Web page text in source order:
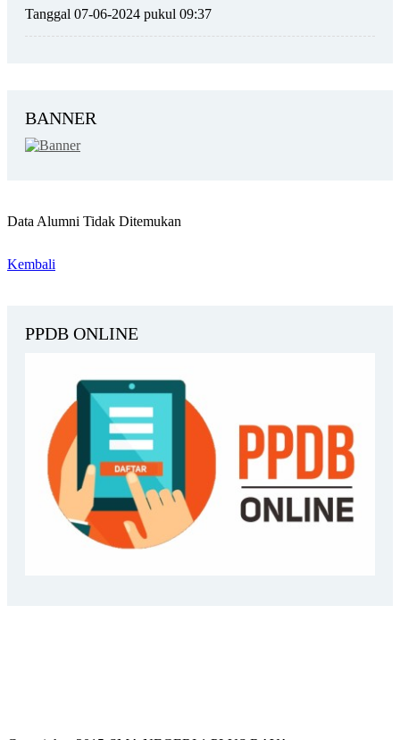
Tanggal 07-06-2024 pukul 09:37
BANNER
Data Alumni Tidak Ditemukan
Kembali
PPDB ONLINE